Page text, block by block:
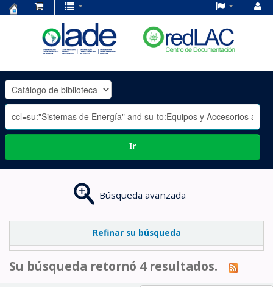
OLADE
-
Ir
Búsqueda avanzada
Refinar su búsqueda
Su búsqueda retornó 4 resultados.